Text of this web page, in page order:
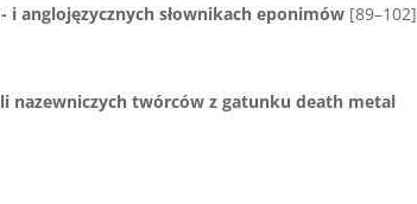
anglojęzycznych słownikach eponimów [89–102]
nazewniczych twórców z gatunku death metal